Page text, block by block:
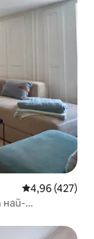
Средна
4,96 (427)